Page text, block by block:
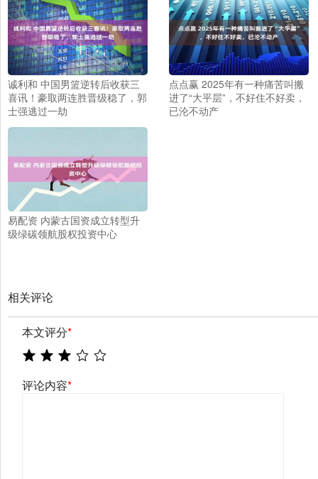
诚利和 中国男篮逆转后收获三
喜讯！豪取两连胜晋级稳了，郭
士强逃过一劫
点点赢 2025年有一种痛苦叫搬
进了“大平层”，不好住不好卖，
已沦不动产
易配资 内蒙古国资成立转型升
级绿碳领航股权投资中心
相关评论
本文评分*
评论内容*